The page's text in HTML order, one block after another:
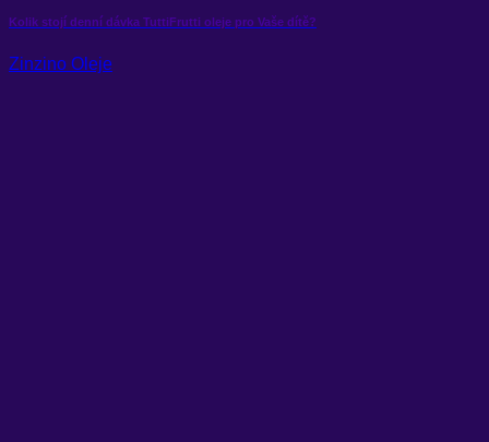
Kolik stojí denní dávka TuttiFrutti oleje pro Vaše dítě?
Zinzino Oleje